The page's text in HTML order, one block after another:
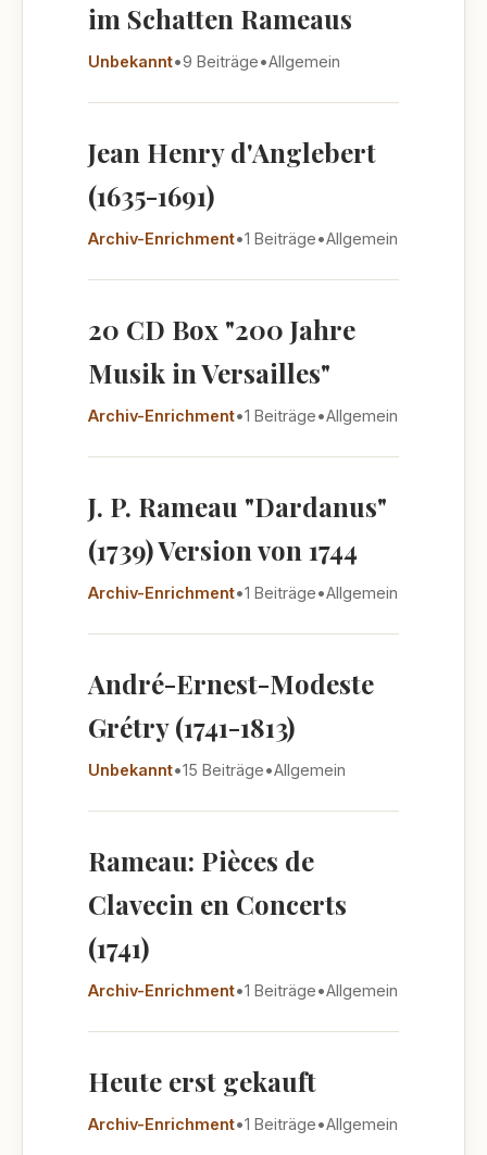
im Schatten Rameaus
Unbekannt•9 Beiträge•Allgemein
Jean Henry d'Anglebert
(1635-1691)
Archiv-Enrichment•1 Beiträge•Allgemein
20 CD Box "200 Jahre
Musik in Versailles"
Archiv-Enrichment•1 Beiträge•Allgemein
J. P. Rameau "Dardanus"
(1739) Version von 1744
Archiv-Enrichment•1 Beiträge•Allgemein
André-Ernest-Modeste
Grétry (1741-1813)
Unbekannt•15 Beiträge•Allgemein
Rameau: Pièces de
Clavecin en Concerts
(1741)
Archiv-Enrichment•1 Beiträge•Allgemein
Heute erst gekauft
Archiv-Enrichment•1 Beiträge•Allgemein